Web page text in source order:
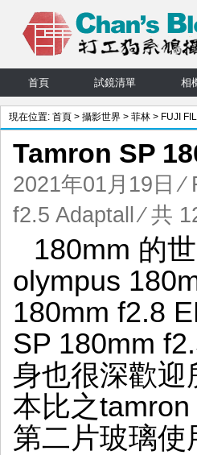
首頁 試鏡清單 相
現在位置: 首頁 > 攝影世界 > 菲林 > FUJI
Tamron SP
2021年01月19日 ⁄
f2.5 Adaptall ⁄ 共
180mm 的
olympus
180mm f2.8
SP 180mm
身也很深歡
本比之
第二片玻璃使